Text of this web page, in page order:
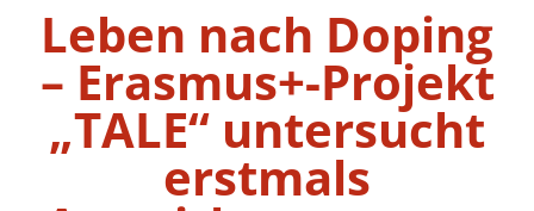
Leben nach Doping
– Erasmus+-Projekt
„TALE“ untersucht
erstmals